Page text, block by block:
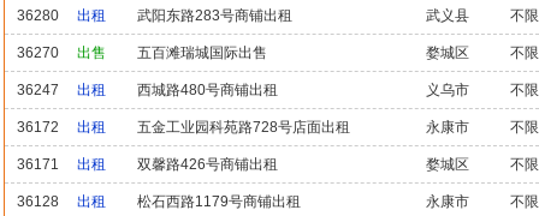
36280 出租 武阳东路283号商铺出租 武义县 不限
36270 出售 五百滩瑞城国际出售 婺城区 不限
36247 出租 西城路480号商铺出租 义乌市 不限
36172 出租 五金工业园科苑路728号店面出租 永康市 不限
36171 出租 双馨路426号商铺出租 婺城区 不限
36128 出租 松石西路1179号商铺出租 永康市 不限